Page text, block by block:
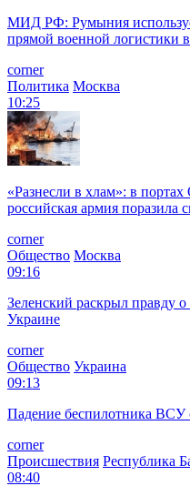
МИД РФ: Румыния
прямой военной логистики
corner
Политика Москва
10:25
«Разнесли в хлам»: в
российская армия
corner
Общество Москва
09:16
Зеленский раскрыл правду
Украине
corner
Общество Украина
09:13
Падение беспилотника ВСУ
corner
Происшествия Республика
08:40